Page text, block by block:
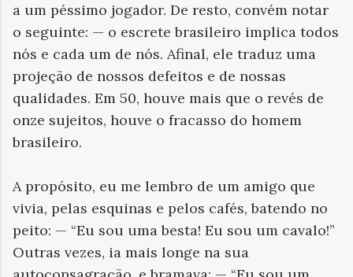
a um péssimo jogador. De resto, convém notar
o seguinte: — o escrete brasileiro implica todos
nós e cada um de nós. Afinal, ele traduz uma
projeção de nossos defeitos e de nossas
qualidades. Em 50, houve mais que o revés de
onze sujeitos, houve o fracasso do homem
brasileiro.
A propósito, eu me lembro de um amigo que
vivia, pelas esquinas e pelos cafés, batendo no
peito: — “Eu sou uma besta! Eu sou um cavalo!”
Outras vezes, ia mais longe na sua